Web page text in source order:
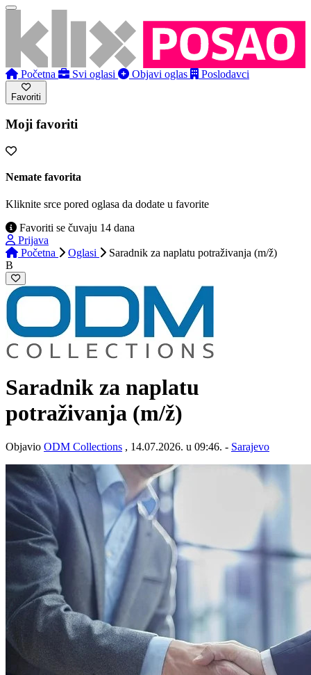
Početna Svi oglasi Objavi oglas Poslodavci
Favoriti
Moji favoriti
Nemate favorita
Kliknite srce pored oglasa da dodate u favorite
Favoriti se čuvaju 14 dana
Prijava
Početna
Oglasi
Saradnik za naplatu potraživanja (m/ž)
B
Saradnik za naplatu
potraživanja (m/ž)
Objavio ODM Collections , 14.07.2026. u 09:46. - Sarajevo